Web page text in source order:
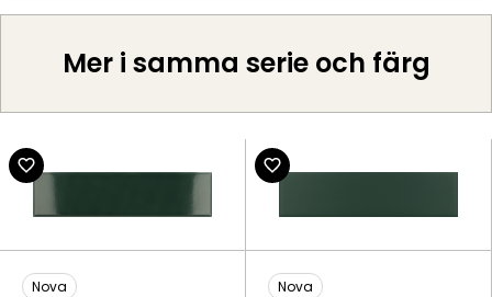
Mer i samma serie och färg
Nova Nova